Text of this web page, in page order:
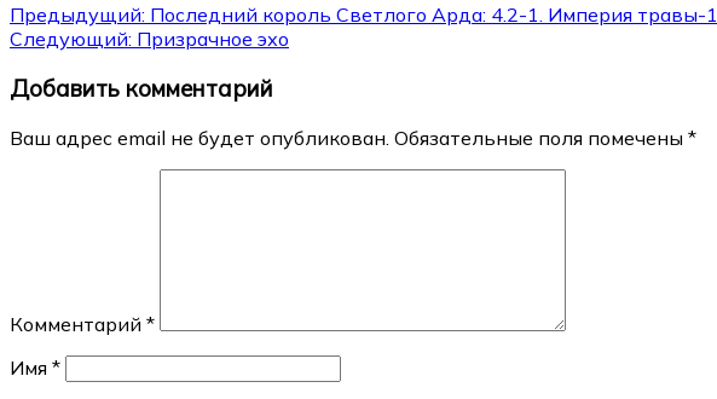
Навигация
по
записям
Предыдущий: Последний король Светлого Арда: 4.2-1. Империя травы-1
Следующий: Призрачное эхо
Добавить комментарий
Ваш адрес email не будет опубликован. Обязательные поля помечены *
Комментарий *
Имя *